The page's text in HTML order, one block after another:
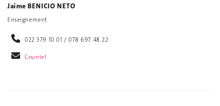
Jaime BENICIO NETO
Enseignement
022 379 10 01 / 078 697 48 22
Courriel